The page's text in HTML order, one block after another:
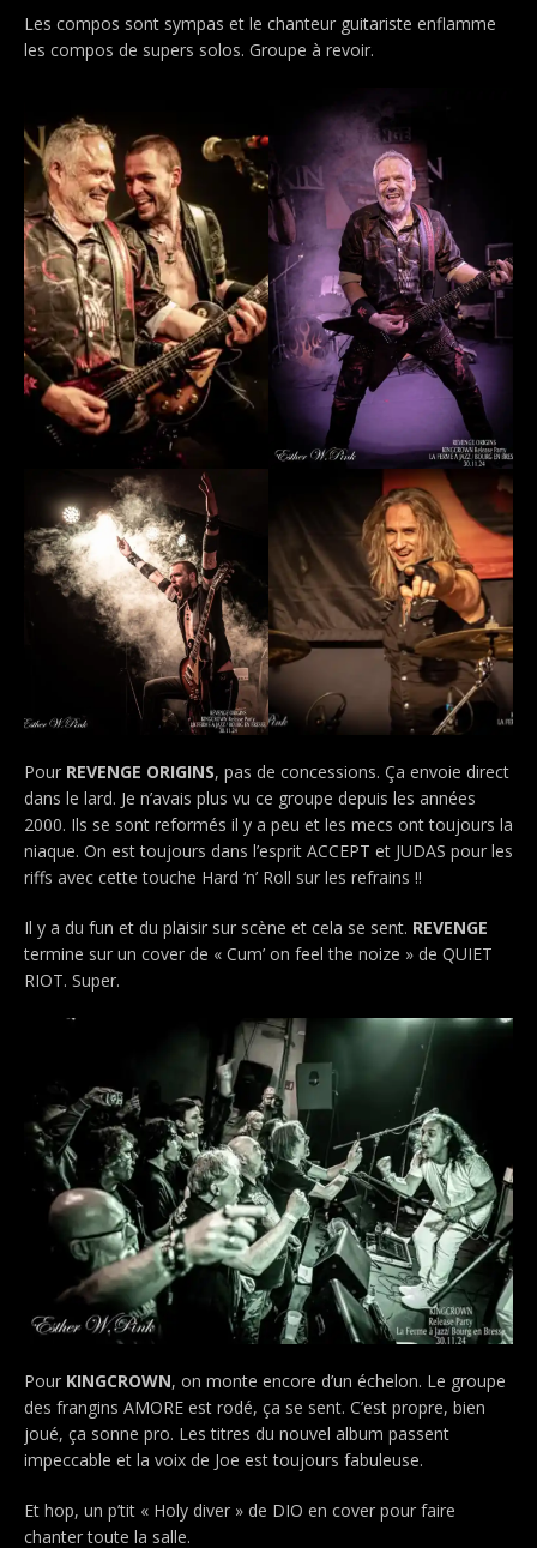
Les compos sont sympas et le chanteur guitariste enflamme
les compos de supers solos. Groupe à revoir.
Pour REVENGE ORIGINS, pas de concessions. Ça envoie direct
dans le lard. Je n’avais plus vu ce groupe depuis les années
2000. Ils se sont reformés il y a peu et les mecs ont toujours la
niaque. On est toujours dans l’esprit ACCEPT et JUDAS pour les
riffs avec cette touche Hard ‘n’ Roll sur les refrains !!
Il y a du fun et du plaisir sur scène et cela se sent. REVENGE
termine sur un cover de « Cum’ on feel the noize » de QUIET
RIOT. Super.
Pour KINGCROWN, on monte encore d’un échelon. Le groupe
des frangins AMORE est rodé, ça se sent. C’est propre, bien
joué, ça sonne pro. Les titres du nouvel album passent
impeccable et la voix de Joe est toujours fabuleuse.
Et hop, un p’tit « Holy diver » de DIO en cover pour faire
chanter toute la salle.